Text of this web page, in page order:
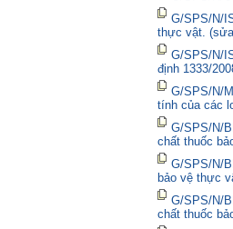
G/SPS/N/
thực vật.
G/SPS/N/
định 1333/
G/SPS/N/
tính của các
G/SPS/N/
chất thuốc
G/SPS/N/
bảo vệ thực
G/SPS/N/
chất thuốc